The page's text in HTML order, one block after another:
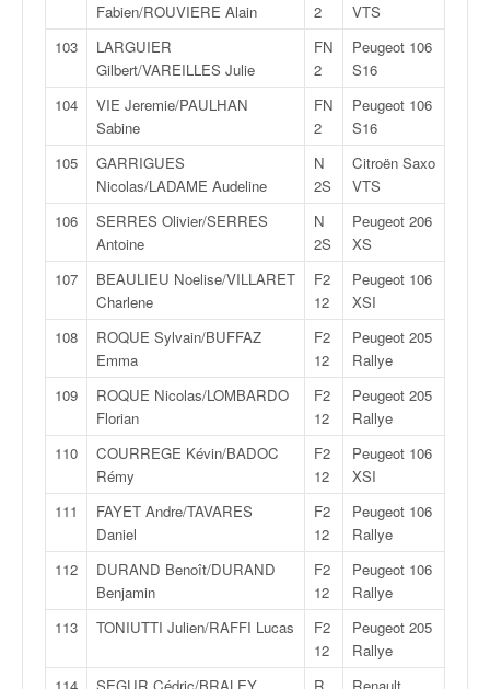
Fabien/ROUVIERE Alain
2
VTS
103
LARGUIER
Gilbert/VAREILLES Julie
FN
2
Peugeot 106
S16
104
VIE Jeremie/PAULHAN
Sabine
FN
2
Peugeot 106
S16
105
GARRIGUES
Nicolas/LADAME Audeline
N
2S
Citroën Saxo
VTS
106
SERRES Olivier/SERRES
Antoine
N
2S
Peugeot 206
XS
107
BEAULIEU Noelise/VILLARET
Charlene
F2
12
Peugeot 106
XSI
108
ROQUE Sylvain/BUFFAZ
Emma
F2
12
Peugeot 205
Rallye
109
ROQUE Nicolas/LOMBARDO
Florian
F2
12
Peugeot 205
Rallye
110
COURREGE Kévin/BADOC
Rémy
F2
12
Peugeot 106
XSI
111
FAYET Andre/TAVARES
Daniel
F2
12
Peugeot 106
Rallye
112
DURAND Benoît/DURAND
Benjamin
F2
12
Peugeot 106
Rallye
113
TONIUTTI Julien/RAFFI Lucas
F2
12
Peugeot 205
Rallye